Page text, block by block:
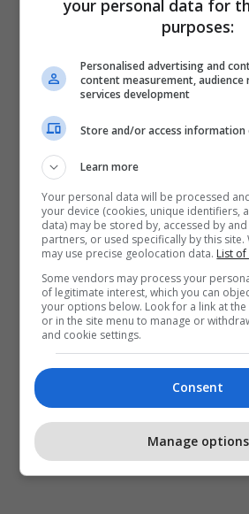
Martin Zubimendi William Gallas
your personal data for
purposes:
Personalised advertising and
content measurement, audience
services development
Store and/or access information
Learn more
Your personal data will be processed
your device (cookies, unique identifiers,
data) may be stored by, accessed by
partners, or used specifically by this
may use precise geolocation data. List
Some vendors may process your
of legitimate interest, which you can
your options below. Look for a link at
or in the site menu to manage or
and cookie settings.
Consent
Manage options